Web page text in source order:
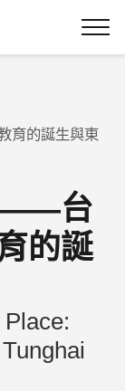
Menu
育的誕生與東
——台
的誕